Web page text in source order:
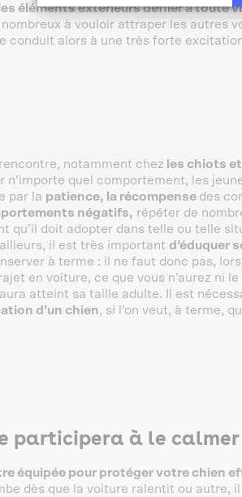
les éléments extérieurs défiler à toute
à vouloir attraper les autres
conduit alors à une très forte
notamment chez les chiots
n’importe quel comportement, les
par la patience, la récompense des
négatifs, répéter de
qu’il doit adopter dans telle ou telle
il est très important d’éduquer
à terme : il ne faut donc pas,
en voiture, ce que vous n’aurez ni
atteint sa taille adulte. Il est
d’un chien, si l’on veut, à terme,
participera à le calmer
équipée pour protéger votre chien
dès que la voiture ralentit ou autre,